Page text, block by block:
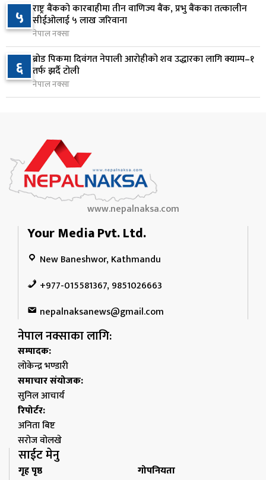
९
वीरगञ्जमा ट्यांकरको सिल खोलेर तेल निकाल्ने सात जना
रंगेहात पक्राउ
१०
जन्मसिद्ध नागरिकता कडा बनाउने ट्रम्पको नयाँ प्रयास, दुई
कार्यकारी आदेश जारी
१ दिन अघि
५ राष्ट्र बैंकको कारबाहीमा तीन वाणिज्य बैंक, प्रभु बैंकका तत्कालीन
सीईओलाई ५ लाख जरिवाना
नेपाल नक्सा
६ ब्रोड पिकमा दिवंगत नेपाली आरोहीको शव उद्धारका लागि क्याम्प–१
तर्फ झर्दै टोली
नेपाल नक्सा
www.nepalnaksa.com
Your Media Pvt. Ltd.
New Baneshwor, Kathmandu
+977-015581367, 9851026663
nepalnaksanews@gmail.com
नेपाल नक्साका लागि:
सम्पादक:
लोकेन्द्र भण्डारी
समाचार संयोजक:
सुनिल आचार्य
रिपोर्टर:
अनिता बिष्ट
सरोज वोलखे
साईट मेनु
गृह पृष्ठ
गोपनियता